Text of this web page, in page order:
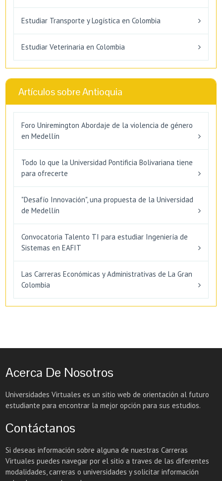
Estudiar Transporte y Logística en Colombia
Estudiar Veterinaria en Colombia
Artículos sobre Antioquia
Foro Uniremington Abordaje de la violencia de género
en Medellín
Todo lo que la Universidad Pontificia Bolivariana tiene
para ofrecerte
"Desafío Innovación", una propuesta de la Universidad
de Medellín
Convocatoria Talento TI para estudiar Ingeniería de
Sistemas en EAFIT
Las Carreras Económicas y Administrativas de La Gran
Colombia
Acerca De Nosotros
Universidades Virtuales es un sitio web de orientación al futuro
estudiante para encontrar la mejor opción para sus estudios.
Contáctanos
Si deseas información sobre alguna de nuestras Carreras
Virtuales puedes navegar por el sitio a traves de las diferentes
modalidades, carreras o universidades y solicitar información